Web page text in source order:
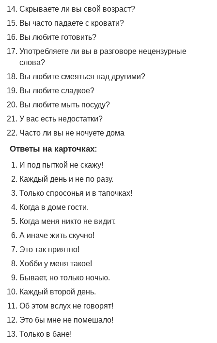
Скрываете ли вы свой возраст?
Вы часто падаете с кровати?
Вы любите готовить?
Употребляете ли вы в разговоре нецензурные
слова?
Вы любите смеяться над другими?
Вы любите сладкое?
Вы любите мыть посуду?
У вас есть недостатки?
Часто ли вы не ночуете дома
Ответы на карточках:
И под пыткой не скажу!
Каждый день и не по разу.
Только спросонья и в тапочках!
Когда в доме гости.
Когда меня никто не видит.
А иначе жить скучно!
Это так приятно!
Хобби у меня такое!
Бывает, но только ночью.
Каждый второй день.
Об этом вслух не говорят!
Это бы мне не помешало!
Только в бане!